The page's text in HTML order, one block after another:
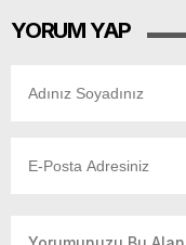
YORUM YAP